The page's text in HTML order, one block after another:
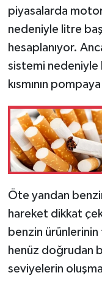
piyasalarda
nedeniyle litre
hesaplanıyor.
sistemi nedeniyle
kısmının
Öte yandan
hareket dikkat
benzin
henüz doğrudan
seviyelerin